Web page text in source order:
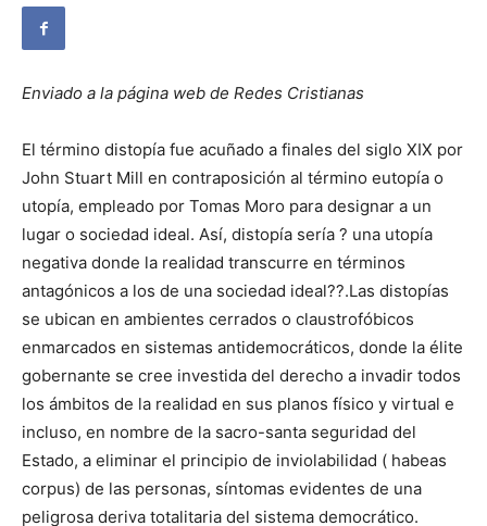
Enviado a la página web de Redes Cristianas
El término distopía fue acuñado a finales del siglo XIX por
John Stuart Mill en contraposición al término eutopía o
utopía, empleado por Tomas Moro para designar a un
lugar o sociedad ideal. Así, distopía sería ? una utopía
negativa donde la realidad transcurre en términos
antagónicos a los de una sociedad ideal??.Las distopías
se ubican en ambientes cerrados o claustrofóbicos
enmarcados en sistemas antidemocráticos, donde la élite
gobernante se cree investida del derecho a invadir todos
los ámbitos de la realidad en sus planos físico y virtual e
incluso, en nombre de la sacro-santa seguridad del
Estado, a eliminar el principio de inviolabilidad ( habeas
corpus) de las personas, síntomas evidentes de una
peligrosa deriva totalitaria del sistema democrático.